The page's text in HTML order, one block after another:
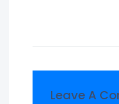
Leave A